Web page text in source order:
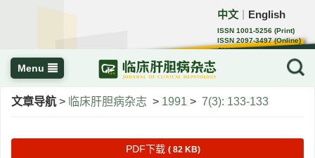
中文 English
ISSN 1001-5256 (Print)
ISSN 2097-3497 (Online)
CN 22-1108/R
Menu
文章导航 > 临床肝胆病杂志 > 1991 > 7(3): 133-133
PDF下载 ( 82 KB)